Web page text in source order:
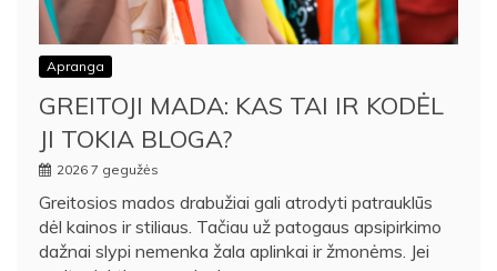
Apranga
GREITOJI MADA: KAS TAI IR KODĖL
JI TOKIA BLOGA?
2026 7 gegužės
Greitosios mados drabužiai gali atrodyti patrauklūs
dėl kainos ir stiliaus. Tačiau už patogaus apsipirkimo
dažnai slypi nemenka žala aplinkai ir žmonėms. Jei